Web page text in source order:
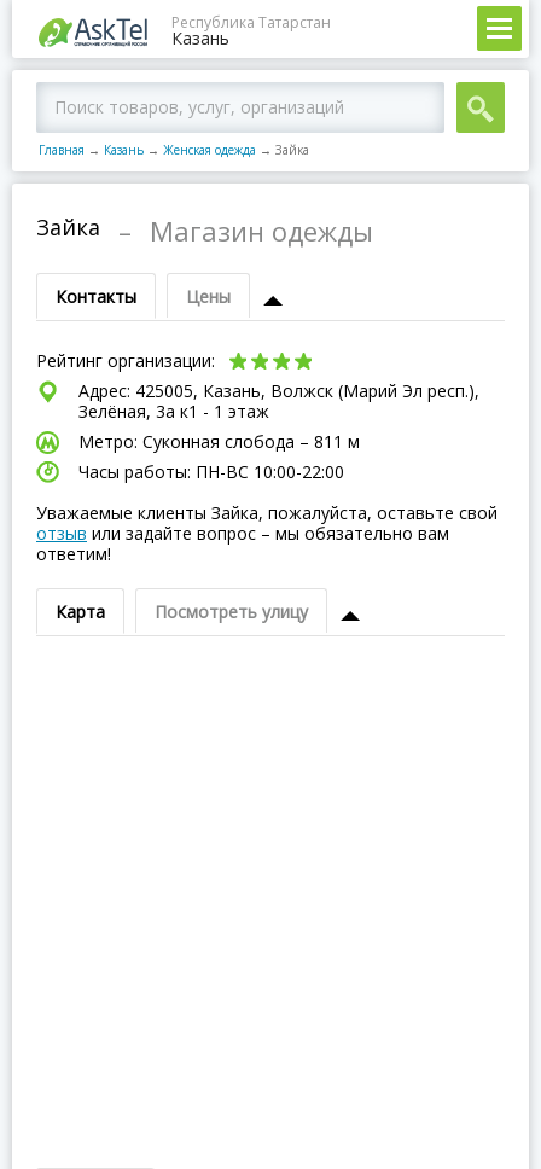
Республика Татарстан
Казань
Главная → Казань → Женская одежда → Зайка
Зайка – Магазин одежды
Контакты Цены
Рейтинг организации:
Адрес: 425005, Казань, Волжск (Марий Эл респ.),
Зелёная, 3а к1 - 1 этаж
Метро: Суконная слобода – 811 м
Часы работы: ПН-ВC 10:00-22:00
Уважаемые клиенты Зайка, пожалуйста, оставьте свой
отзыв или задайте вопрос – мы обязательно вам
ответим!
Карта Посмотреть улицу